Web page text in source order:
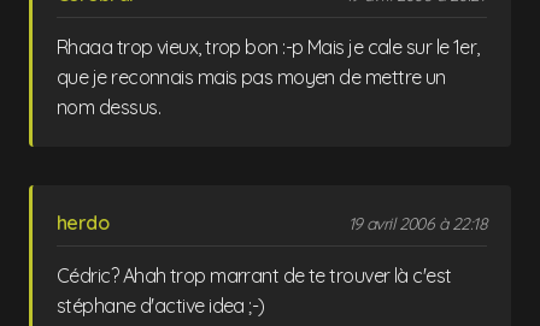
Rhaaa trop vieux, trop bon :-p Mais je cale sur le 1er,
que je reconnais mais pas moyen de mettre un
nom dessus.
herdo 19 avril 2006 à 22:18
Cédric? Ahah trop marrant de te trouver là c'est
stéphane d'active idea ;-)